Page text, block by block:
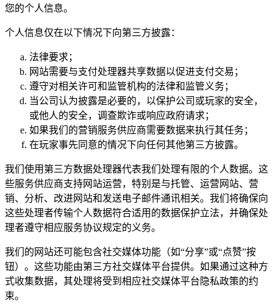
您的个人信息。
个人信息仅在以下情况下向第三方披露：
法律要求；
网站需要与支付处理器共享数据以促进支付交易；
遵守对相关许可和监管机构的法律和监管义务；
当公司认为披露是必要的，以保护公司或玩家的安全，
或他人的安全，调查欺诈或响应政府请求；
如果我们的营销服务供应商需要数据来执行其任务；
在玩家事先同意的情况下向任何其他第三方披露。
我们使用第三方数据处理器代表我们处理有限的个人数据。这
些服务供应商支持网站运营，特别是与托管、运营网站、营
销、分析、改进网站和发送电子邮件通讯相关。我们将确保向
这些处理者传输个人数据符合适用的数据保护立法，并确保处
理者遵守相应服务协议规定的义务。
我们的网站还可能包含社交媒体功能（如“分享”或“点赞”按
钮）。这些功能由第三方社交媒体平台提供。如果通过这种方
式收集数据，其处理将受到相应社交媒体平台隐私政策的约
束。